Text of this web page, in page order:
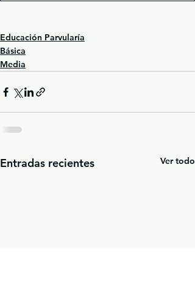
Educación Parvularía
Básica
Media
Entradas recientes Ver todo